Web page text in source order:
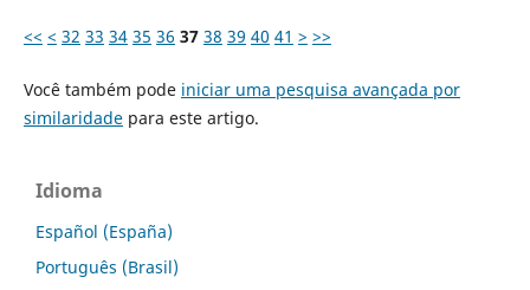
<< < 32 33 34 35 36 37 38 39 40 41 > >>
Você também pode iniciar uma pesquisa avançada por
similaridadepara este artigo.
Idioma
Español (España)
Português (Brasil)